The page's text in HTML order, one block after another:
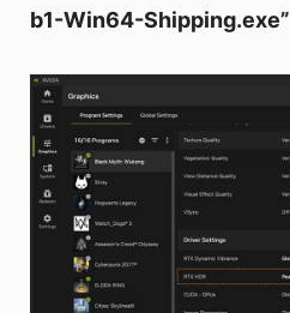
b1-Win64-Shipping.exe”